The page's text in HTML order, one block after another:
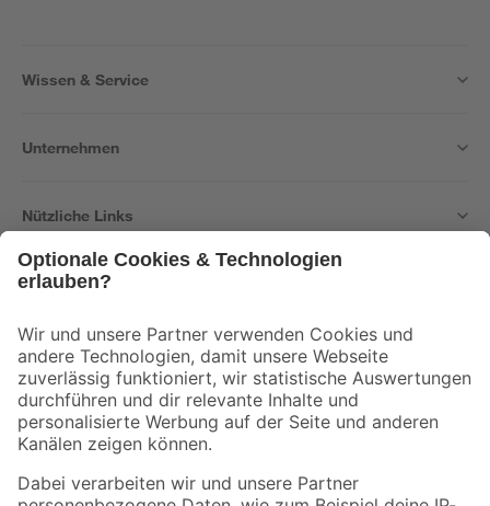
Wissen & Service
Unternehmen
Nützliche Links
Der toom Newsletter: Keine Angebote und Aktionen mehr verpassen!
Zur Newsletter Anmeldung
Folge uns